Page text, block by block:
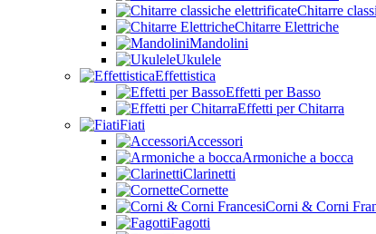
Chitarre
Chitarre Elettriche
Mandolini
Ukulele
Effettistica
Effetti per Basso
Effetti per Chitarra
Fiati
Accessori
Armoniche a bocca
Clarinetti
Cornette
Corni & Corni
Fagotti